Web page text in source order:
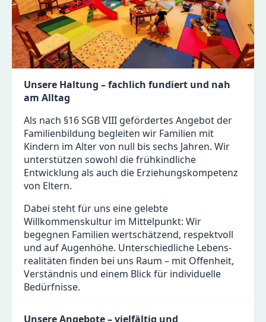
Unsere Haltung – fachlich fundiert und nah
am Alltag
Als nach §16 SGB VIII gefördertes Angebot der
Familienbildung begleiten wir Familien mit
Kindern im Alter von null bis sechs Jahren. Wir
unter­stützen sowohl die frühkindliche
Entwicklung als auch die Erziehungs­kompetenz
von Eltern.
Dabei steht für uns eine gelebte
Willkommenskultur im Mittelpunkt: Wir
begegnen Familien wertschätzend, respektvoll
und auf Augenhöhe. Unter­schiedliche Lebens­
realitäten finden bei uns Raum – mit Offenheit,
Verständnis und einem Blick für individuelle
Bedürfnisse.
Unsere Angebote – vielfältig und